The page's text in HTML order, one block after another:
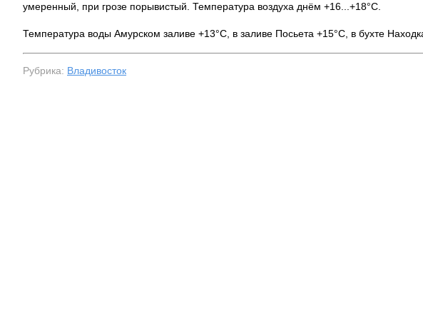
умеренный, при грозе порывистый. Температура воздуха днём +16...+18°C.
Температура воды Амурском заливе +13°C, в заливе Посьета +15°C, в бухте
Рубрика: Владивосток